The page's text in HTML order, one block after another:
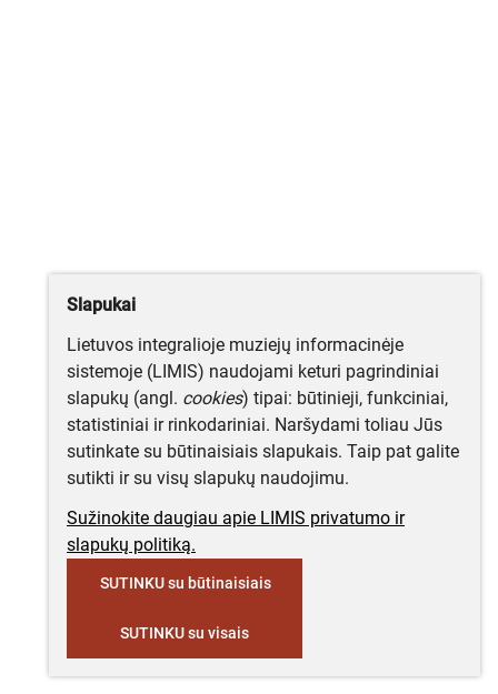
Slapukai
Lietuvos integralioje muziejų informacinėje
sistemoje (LIMIS) naudojami keturi pagrindiniai
slapukų (angl. cookies) tipai: būtinieji, funkciniai,
statistiniai ir rinkodariniai. Naršydami toliau Jūs
sutinkate su būtinaisiais slapukais. Taip pat galite
sutikti ir su visų slapukų naudojimu.
Sužinokite daugiau apie LIMIS privatumo ir
slapukų politiką.
SUTINKU su būtinaisiais
SUTINKU su visais